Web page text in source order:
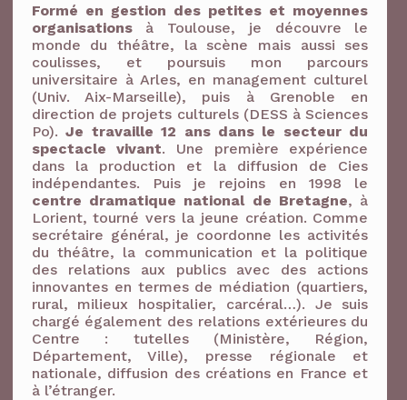
Formé en gestion des petites et moyennes
organisationsà Toulouse, je découvre le
monde du théâtre, la scène mais aussi ses
coulisses, et poursuis mon parcours
universitaire à Arles, en management culturel
(Univ. Aix-Marseille), puis à Grenoble en
direction de projets culturels (DESS à Sciences
Po).Je travaille 12 ans dans le secteur du
spectacle vivant. Une première expérience
dans la production et la diffusion de Cies
indépendantes. Puis je rejoins en 1998 le
centre dramatique national de Bretagne, à
Lorient, tourné vers la jeune création. Comme
secrétaire général, je coordonne les activités
du théâtre, la communication et la politique
des relations aux publics avec des actions
innovantes en termes de médiation (quartiers,
rural, milieux hospitalier, carcéral…). Je suis
chargé également des relations extérieures du
Centre : tutelles (Ministère, Région,
Département, Ville), presse régionale et
nationale, diffusion des créations en France et
à l’étranger.